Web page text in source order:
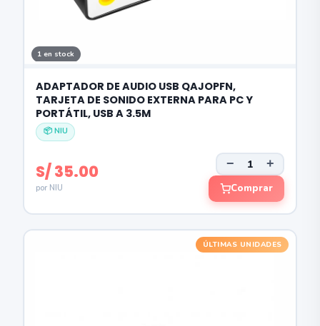
1 en stock
ADAPTADOR DE AUDIO USB QAJOPFN,
TARJETA DE SONIDO EXTERNA PARA PC Y
PORTÁTIL, USB A 3.5M
📦 NIU
S/ 35.00
por NIU
− +
Comprar
ÚLTIMAS UNIDADES